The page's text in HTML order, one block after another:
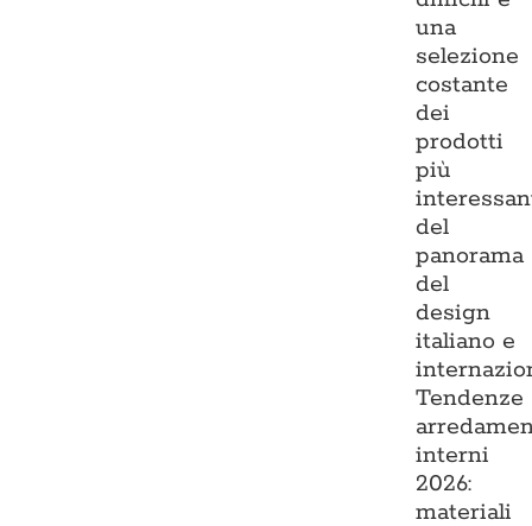
una
selezione
costante
dei
prodotti
più
del
panorama
del
design
italiano e
Tendenze
interni
2026:
materiali